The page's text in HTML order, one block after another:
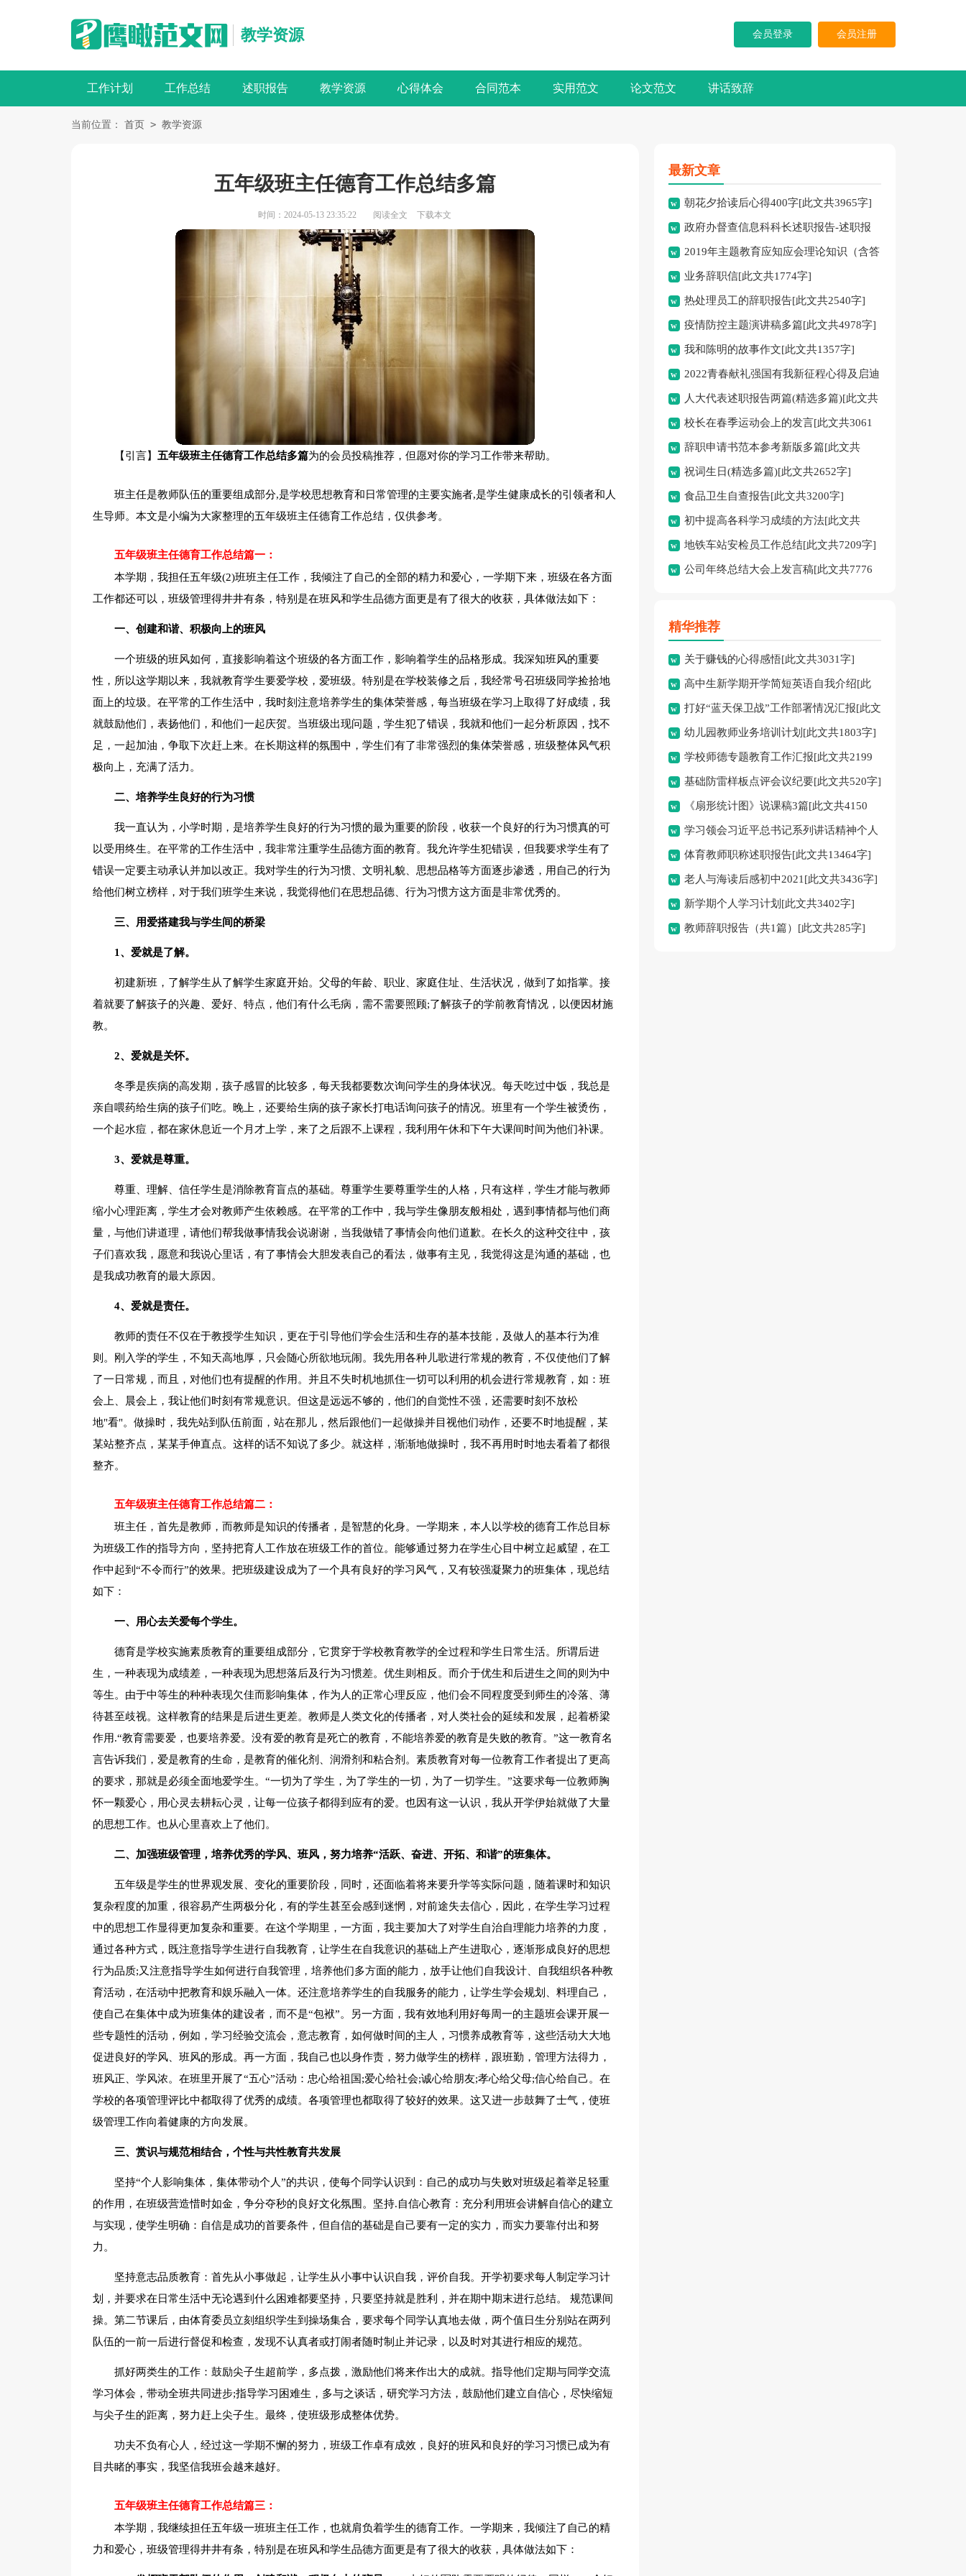
教学资源 会员登录 会员注册
工作计划 工作总结 述职报告 教学资源 心得体会 合同范本 实用范文 论文范文 讲话致辞
当前位置： 首页 > 教学资源
五年级班主任德育工作总结多篇
时间：2024-05-13 23:35:22 阅读全文 下载本文
【引言】 五年级班主任德育工作总结多篇为的会员投稿推荐，但愿对你的学习工作带来帮助。
班主任是教师队伍的重要组成部分,是学校思想教育和日常管理的主要实施者,是学生健康成长的引领者和人
生导师。本文是小编为大家整理的五年级班主任德育工作总结，仅供参考。
五年级班主任德育工作总结篇一：
本学期，我担任五年级(2)班班主任工作，我倾注了自己的全部的精力和爱心，一学期下来，班级在各方面
工作都还可以，班级管理得井井有条，特别是在班风和学生品德方面更是有了很大的收获，具体做法如下：
一、创建和谐、积极向上的班风
一个班级的班风如何，直接影响着这个班级的各方面工作，影响着学生的品格形成。我深知班风的重要
性，所以这学期以来，我就教育学生要爱学校，爱班级。特别是在学校装修之后，我经常号召班级同学捡拾地
面上的垃圾。在平常的工作生活中，我时刻注意培养学生的集体荣誉感，每当班级在学习上取得了好成绩，我
就鼓励他们，表扬他们，和他们一起庆贺。当班级出现问题，学生犯了错误，我就和他们一起分析原因，找不
足，一起加油，争取下次赶上来。在长期这样的氛围中，学生们有了非常强烈的集体荣誉感，班级整体风气积
极向上，充满了活力。
二、培养学生良好的行为习惯
我一直认为，小学时期，是培养学生良好的行为习惯的最为重要的阶段，收获一个良好的行为习惯真的可
以受用终生。在平常的工作生活中，我非常注重学生品德方面的教育。我允许学生犯错误，但我要求学生有了
错误一定要主动承认并加以改正。我对学生的行为习惯、文明礼貌、思想品格等方面逐步渗透，用自己的行为
给他们树立榜样，对于我们班学生来说，我觉得他们在思想品德、行为习惯方这方面是非常优秀的。
三、用爱搭建我与学生间的桥梁
1、爱就是了解。
初建新班，了解学生从了解学生家庭开始。父母的年龄、职业、家庭住址、生活状况，做到了如指掌。接
着就要了解孩子的兴趣、爱好、特点，他们有什么毛病，需不需要照顾;了解孩子的学前教育情况，以便因材施
教。
2、爱就是关怀。
冬季是疾病的高发期，孩子感冒的比较多，每天我都要数次询问学生的身体状况。每天吃过中饭，我总是
亲自喂药给生病的孩子们吃。晚上，还要给生病的孩子家长打电话询问孩子的情况。班里有一个学生被烫伤，
一个起水痘，都在家休息近一个月才上学，来了之后跟不上课程，我利用午休和下午大课间时间为他们补课。
3、爱就是尊重。
尊重、理解、信任学生是消除教育盲点的基础。尊重学生要尊重学生的人格，只有这样，学生才能与教师
缩小心理距离，学生才会对教师产生依赖感。在平常的工作中，我与学生像朋友般相处，遇到事情都与他们商
量，与他们讲道理，请他们帮我做事情我会说谢谢，当我做错了事情会向他们道歉。在长久的这种交往中，孩
子们喜欢我，愿意和我说心里话，有了事情会大胆发表自己的看法，做事有主见，我觉得这是沟通的基础，也
是我成功教育的最大原因。
4、爱就是责任。
教师的责任不仅在于教授学生知识，更在于引导他们学会生活和生存的基本技能，及做人的基本行为准
则。刚入学的学生，不知天高地厚，只会随心所欲地玩闹。我先用各种儿歌进行常规的教育，不仅使他们了解
了一日常规，而且，对他们也有提醒的作用。并且不失时机地抓住一切可以利用的机会进行常规教育，如：班
会上、晨会上，我让他们时刻有常规意识。但这是远远不够的，他们的自觉性不强，还需要时刻不放松
地"看"。做操时，我先站到队伍前面，站在那儿，然后跟他们一起做操并目视他们动作，还要不时地提醒，某
某站整齐点，某某手伸直点。这样的话不知说了多少。就这样，渐渐地做操时，我不再用时时地去看着了都很
整齐。
五年级班主任德育工作总结篇二：
班主任，首先是教师，而教师是知识的传播者，是智慧的化身。一学期来，本人以学校的德育工作总目标
为班级工作的指导方向，坚持把育人工作放在班级工作的首位。能够通过努力在学生心目中树立起威望，在工
作中起到“不令而行”的效果。把班级建设成为了一个具有良好的学习风气，又有较强凝聚力的班集体，现总结
如下：
一、用心去关爱每个学生。
德育是学校实施素质教育的重要组成部分，它贯穿于学校教育教学的全过程和学生日常生活。所谓后进
生，一种表现为成绩差，一种表现为思想落后及行为习惯差。优生则相反。而介于优生和后进生之间的则为中
等生。由于中等生的种种表现欠佳而影响集体，作为人的正常心理反应，他们会不同程度受到师生的冷落、薄
待甚至歧视。这样教育的结果是后进生更差。教师是人类文化的传播者，对人类社会的延续和发展，起着桥梁
作用.“教育需要爱，也要培养爱。没有爱的教育是死亡的教育，不能培养爱的教育是失败的教育。”这一教育名
言告诉我们，爱是教育的生命，是教育的催化剂、润滑剂和粘合剂。素质教育对每一位教育工作者提出了更高
的要求，那就是必须全面地爱学生。“一切为了学生，为了学生的一切，为了一切学生。”这要求每一位教师胸
怀一颗爱心，用心灵去耕耘心灵，让每一位孩子都得到应有的爱。也因有这一认识，我从开学伊始就做了大量
的思想工作。也从心里喜欢上了他们。
二、加强班级管理，培养优秀的学风、班风，努力培养“活跃、奋进、开拓、和谐”的班集体。
五年级是学生的世界观发展、变化的重要阶段，同时，还面临着将来要升学等实际问题，随着课时和知识
复杂程度的加重，很容易产生两极分化，有的学生甚至会感到迷惘，对前途失去信心，因此，在学生学习过程
中的思想工作显得更加复杂和重要。在这个学期里，一方面，我主要加大了对学生自治自理能力培养的力度，
通过各种方式，既注意指导学生进行自我教育，让学生在自我意识的基础上产生进取心，逐渐形成良好的思想
行为品质;又注意指导学生如何进行自我管理，培养他们多方面的能力，放手让他们自我设计、自我组织各种教
育活动，在活动中把教育和娱乐融入一体。还注意培养学生的自我服务的能力，让学生学会规划、料理自己，
使自己在集体中成为班集体的建设者，而不是“包袱”。另一方面，我有效地利用好每周一的主题班会课开展一
些专题性的活动，例如，学习经验交流会，意志教育，如何做时间的主人，习惯养成教育等，这些活动大大地
促进良好的学风、班风的形成。再一方面，我自己也以身作责，努力做学生的榜样，跟班勤，管理方法得力，
班风正、学风浓。在班里开展了“五心”活动：忠心给祖国;爱心给社会;诚心给朋友;孝心给父母;信心给自己。在
学校的各项管理评比中都取得了优秀的成绩。各项管理也都取得了较好的效果。这又进一步鼓舞了士气，使班
级管理工作向着健康的方向发展。
三、赏识与规范相结合，个性与共性教育共发展
坚持“个人影响集体，集体带动个人”的共识，使每个同学认识到：自己的成功与失败对班级起着举足轻重
的作用，在班级营造惜时如金，争分夺秒的良好文化氛围。坚持.自信心教育：充分利用班会讲解自信心的建立
与实现，使学生明确：自信是成功的首要条件，但自信的基础是自己要有一定的实力，而实力要靠付出和努
力。
坚持意志品质教育：首先从小事做起，让学生从小事中认识自我，评价自我。开学初要求每人制定学习计
划，并要求在日常生活中无论遇到什么困难都要坚持，只要坚持就是胜利，并在期中期末进行总结。 规范课间
操。第二节课后，由体育委员立刻组织学生到操场集合，要求每个同学认真地去做，两个值日生分别站在两列
队伍的一前一后进行督促和检查，发现不认真者或打闹者随时制止并记录，以及时对其进行相应的规范。
抓好两类生的工作：鼓励尖子生超前学，多点拨，激励他们将来作出大的成就。指导他们定期与同学交流
学习体会，带动全班共同进步;指导学习困难生，多与之谈话，研究学习方法，鼓励他们建立自信心，尽快缩短
与尖子生的距离，努力赶上尖子生。最终，使班级形成整体优势。
功夫不负有心人，经过这一学期不懈的努力，班级工作卓有成效，良好的班风和良好的学习习惯已成为有
目共睹的事实，我坚信我班会越来越好。
五年级班主任德育工作总结篇三：
本学期，我继续担任五年级一班班主任工作，也就肩负着学生的德育工作。一学期来，我倾注了自己的精
力和爱心，班级管理得井井有条，特别是在班风和学生品德方面更是有了很大的收获，具体做法如下：
最新文章
朝花夕拾读后心得400字[此文共3965字]
政府办督查信息科科长述职报告-述职报
告[此文共10194字]
2019年主题教育应知应会理论知识（含答
案）[此文共10252字]
业务辞职信[此文共1774字]
热处理员工的辞职报告[此文共2540字]
疫情防控主题演讲稿多篇[此文共4978字]
我和陈明的故事作文[此文共1357字]
2022青春献礼强国有我新征程心得及启迪
多篇[此文共4095字]
人大代表述职报告两篇(精选多篇)[此文共
12798字]
校长在春季运动会上的发言[此文共3061
字] 辞职申请书范本参考新版多篇[此文共
2986字]
祝词生日(精选多篇)[此文共2652字]
食品卫生自查报告[此文共3200字]
初中提高各科学习成绩的方法[此文共
2526字]
地铁车站安检员工作总结[此文共7209字]
公司年终总结大会上发言稿[此文共7776
精华推荐
关于赚钱的心得感悟[此文共3031字]
高中生新学期开学简短英语自我介绍[此
文共557字]
打好“蓝天保卫战”工作部署情况汇报[此文
共1770字]
幼儿园教师业务培训计划[此文共1803字]
学校师德专题教育工作汇报[此文共2199
字] 基础防雷样板点评会议纪要[此文共520字]
《扇形统计图》说课稿3篇[此文共4150
字] 学习领会习近平总书记系列讲话精神个人
自查报告[此文共633字]
体育教师职称述职报告[此文共13464字]
老人与海读后感初中2021[此文共3436字]
新学期个人学习计划[此文共3402字]
教师辞职报告（共1篇）[此文共285字]